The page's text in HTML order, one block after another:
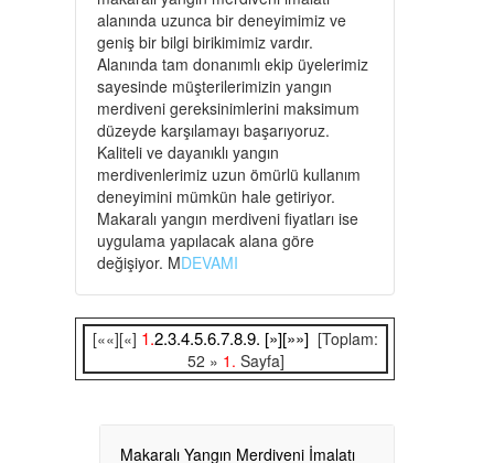
alanında uzunca bir deneyimimiz ve
geniş bir bilgi birikimimiz vardır.
Alanında tam donanımlı ekip üyelerimiz
sayesinde müşterilerimizin yangın
merdiveni gereksinimlerini maksimum
düzeyde karşılamayı başarıyoruz.
Kaliteli ve dayanıklı yangın
merdivenlerimiz uzun ömürlü kullanım
deneyimini mümkün hale getiriyor.
Makaralı yangın merdiveni fiyatları ise
uygulama yapılacak alana göre
değişiyor. MDEVAMI
[««][«] 1.2.3.4.5.6.7.8.9. [»][»»] [Toplam:
52 » 1. Sayfa]
Makaralı Yangın Merdiveni İmalatı